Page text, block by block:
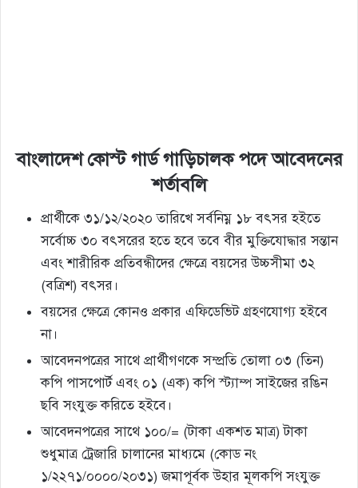
বাংলাদেশ কোস্ট গার্ড গাড়িচালক পদে আবেদনের
শর্তাবলি
প্রার্থীকে ৩১/১২/২০২০ তারিখে সর্বনিম্ন ১৮ বৎসর হইতে
সর্বোচ্চ ৩০ বৎসরের হতে হবে তবে বীর মুক্তিযােদ্ধার সন্তান
এবং শারীরিক প্রতিবন্ধীদের ক্ষেত্রে বয়সের উচ্চসীমা ৩২
(বত্রিশ) বৎসর।
বয়সের ক্ষেত্রে কোনও প্রকার এফিডেভিট গ্রহণযােগ্য হইবে
না।
আবেদনপত্রের সাথে প্রার্থীগণকে সম্প্রতি তােলা ০৩ (তিন)
কপি পাসপাের্ট এবং ০১ (এক) কপি স্ট্যাম্প সাইজের রঙিন
ছবি সংযুক্ত করিতে হইবে।
আবেদনপত্রের সাথে ১০০/= (টাকা একশত মাত্র) টাকা
শুধুমাত্র ট্রেজারি চালানের মাধ্যমে (কোড নং
১/২২৭১/০০০০/২০৩১) জমাপূর্বক উহার মূলকপি সংযুক্ত